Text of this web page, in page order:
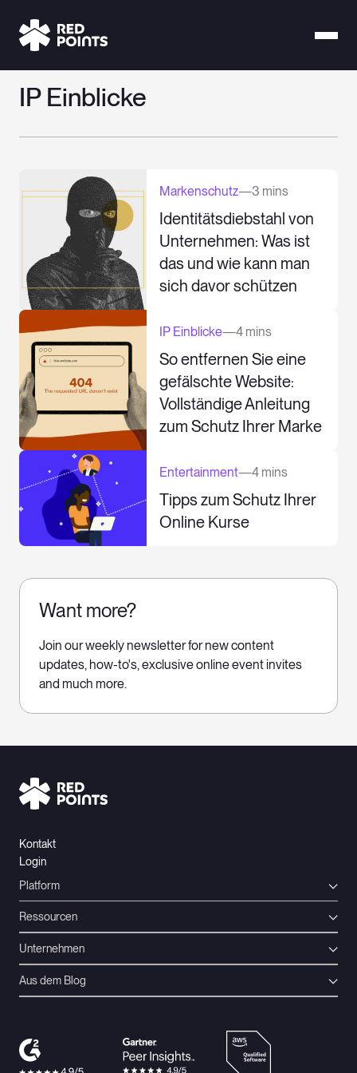
IP Einblicke
Markenschutz—3 mins
Identitätsdiebstahl von
Unternehmen: Was ist
das und wie kann man
sich davor schützen
IP Einblicke—4 mins
So entfernen Sie eine
gefälschte Website:
Vollständige Anleitung
zum Schutz Ihrer Marke
Entertainment—4 mins
Tipps zum Schutz Ihrer
Online Kurse
Want more?
Join our weekly newsletter for new content
updates, how-to's, exclusive online event invites
and much more.
Kontakt
Login
Platform
Ressourcen
Unternehmen
Aus dem Blog